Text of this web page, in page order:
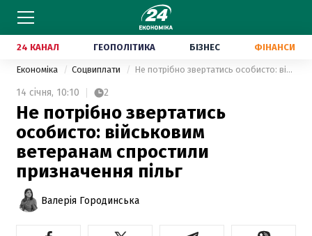
24 КАНАЛ ГЕОПОЛІТИКА БІЗНЕС ФІНАНСИ
Економіка Соцвиплати Не потрібно звертатись особисто: військовим ветеранам спростили призначення пільг
14 січня, 10:10 2
Не потрібно звертатись
особисто: військовим
ветеранам спростили
призначення пільг
Валерія Городинська